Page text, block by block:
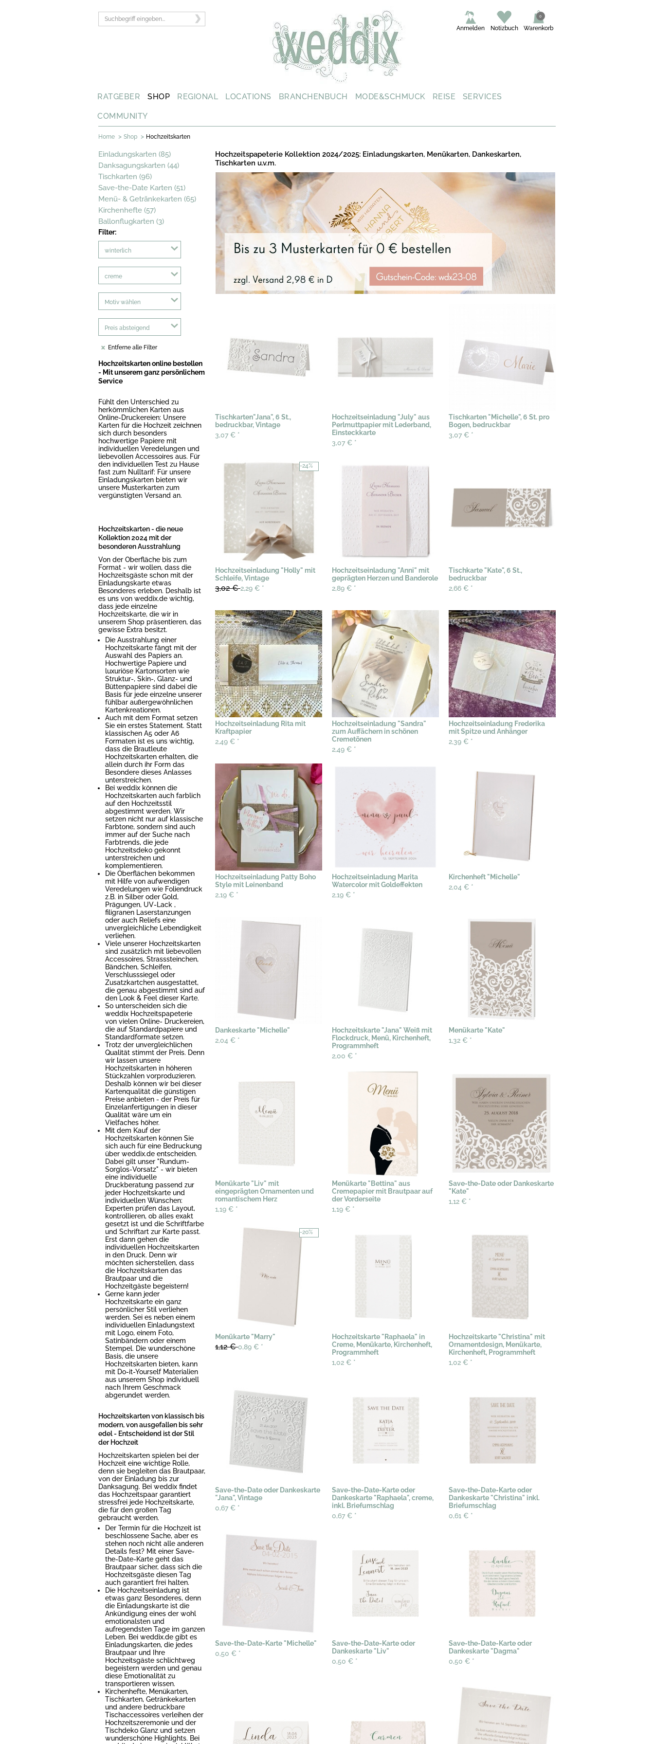
Warenkorb
0
Notizbuch
Anmelden
RATGEBER SHOP REGIONAL LOCATIONS BRANCHENBUCH MODE&SCHMUCK REISE SERVICES
COMMUNITY
Home > Shop > Hochzeitskarten
Einladungskarten (85)
Danksagungskarten (44)
Tischkarten (96)
Save-the-Date Karten (51)
Menü- & Getränkekarten (65)
Kirchenhefte (57)
Ballonflugkarten (3)
Filter:
winterlich
creme
Motiv wählen
Preis absteigend
Entferne alle Filter
Hochzeitskarten online bestellen
- Mit unserem ganz persönlichem
Service
Fühlt den Unterschied zu
herkömmlichen Karten aus
Online-Druckereien: Unsere
Karten für die Hochzeit zeichnen
sich durch besonders
hochwertige Papiere mit
individuellen Veredelungen und
liebevollen Accessoires aus. Für
den individuellen Test zu Hause
fast zum Nulltarif: Für unsere
Einladungskarten bieten wir
unsere Musterkarten zum
vergünstigten Versand an.
Hochzeitskarten - die neue
Kollektion 2024 mit der
besonderen Ausstrahlung
Von der Oberfläche bis zum
Format - wir wollen, dass die
Hochzeitsgäste schon mit der
Einladungskarte etwas
Besonderes erleben. Deshalb ist
es uns von weddix.de wichtig,
dass jede einzelne
Hochzeitskarte, die wir in
unserem Shop präsentieren, das
gewisse Extra besitzt.
Die Ausstrahlung einer
Hochzeitskarte fängt mit der
Auswahl des Papiers an.
Hochwertige Papiere und
luxuriöse Kartonsorten wie
Struktur-, Skin-, Glanz- und
Büttenpapiere sind dabei die
Basis für jede einzelne unserer
fühlbar außergewöhnlichen
Kartenkreationen.
Auch mit dem Format setzen
Sie ein erstes Statement. Statt
klassischen A5 oder A6
Formaten ist es uns wichtig,
dass die Brautleute
Hochzeitskarten erhalten, die
allein durch ihr Form das
Besondere dieses Anlasses
unterstreichen.
Bei weddix können die
Hochzeitskarten auch farblich
auf den Hochzeitsstil
abgestimmt werden. Wir
setzen nicht nur auf klassische
Farbtone, sondern sind auch
immer auf der Suche nach
Farbtrends, die jede
Hochzeitsdeko gekonnt
unterstreichen und
komplementieren.
Die Oberflächen bekommen
mit Hilfe von aufwendigen
Veredelungen wie Foliendruck
z.B. in Silber oder Gold,
Prägungen, UV-Lack ,
filigranen Laserstanzungen
oder auch Reliefs eine
unvergleichliche Lebendigkeit
verliehen.
Viele unserer Hochzeitskarten
sind zusätzlich mit liebevollen
Accessoires, Strasssteinchen,
Bändchen, Schleifen,
Verschlusssiegel oder
Zusatzkartchen ausgestattet,
die genau abgestimmt sind auf
den Look & Feel dieser Karte.
So unterscheiden sich die
weddix Hochzeitspapeterie
von vielen Online- Druckereien,
die auf Standardpapiere und
Standardformate setzen.
Trotz der unvergleichlichen
Qualität stimmt der Preis. Denn
wir lassen unsere
Hochzeitskarten in höheren
Stückzahlen vorproduzieren.
Deshalb können wir bei dieser
Kartenqualität die günstigen
Preise anbieten - der Preis für
Einzelanfertigungen in dieser
Qualität wäre um ein
Vielfaches höher.
Mit dem Kauf der
Hochzeitskarten können Sie
sich auch für eine Bedruckung
über weddix.de entscheiden.
Dabei gilt unser "Rundum-
Sorglos-Vorsatz" - wir bieten
eine individuelle
Druckberatung passend zur
jeder Hochzeitskarte und
individuellen Wünschen:
Experten prüfen das Layout,
kontrollieren, ob alles exakt
gesetzt ist und die Schriftfarbe
und Schriftart zur Karte passt.
Erst dann gehen die
individuellen Hochzeitskarten
in den Druck. Denn wir
möchten sicherstellen, dass
die Hochzeitskarten das
Brautpaar und die
Hochzeitgäste begeistern!
Gerne kann jeder
Hochzeitskarte ein ganz
persönlicher Stil verliehen
werden. Sei es neben einem
individuellen Einladungstext
mit Logo, einem Foto,
Satinbändern oder einem
Stempel. Die wunderschöne
Basis, die unsere
Hochzeitskarten bieten, kann
mit Do-it-Yourself Materialien
aus unserem Shop individuell
nach Ihrem Geschmack
abgerundet werden.
Hochzeitskarten von klassisch bis
modern, von ausgefallen bis sehr
edel - Entscheidend ist der Stil
der Hochzeit
Hochzeitskarten spielen bei der
Hochzeit eine wichtige Rolle,
denn sie begleiten das Brautpaar,
von der Einladung bis zur
Danksagung. Bei weddix findet
das Hochzeitspaar garantiert
stressfrei jede Hochzeitskarte,
die für den großen Tag
gebraucht werden.
Der Termin für die Hochzeit ist
beschlossene Sache, aber es
stehen noch nicht alle anderen
Details fest? Mit einer Save-
the-Date-Karte geht das
Brautpaar sicher, dass sich die
Hochzeitsgäste diesen Tag
auch garantiert frei halten.
Die Hochzeitseinladung ist
etwas ganz Besonderes, denn
die Einladungskarte ist die
Ankündigung eines der wohl
emotionalsten und
aufregendsten Tage im ganzen
Leben. Bei weddix.de gibt es
Einladungskarten, die jedes
Brautpaar und Ihre
Hochzeitsgäste schlichtweg
begeistern werden und genau
diese Emotionalität zu
transportieren wissen.
Kirchenhefte, Menükarten,
Tischkarten, Getränkekarten
und andere bedruckbare
Tischaccessoires verleihen der
Hochzeitszeremonie und der
Tischdeko Glanz und setzen
wunderschöne Highlights. Bei
Hochzeitspapeterie Kollektion 2024/2025: Einladungskarten, Menükarten, Dankeskarten,
Tischkarten u.v.m.
Tischkarten"Jana", 6 St.,
bedruckbar, Vintage
3,07 € *
Hochzeitseinladung "July" aus
Perlmuttpapier mit Lederband,
Einsteckkarte
3,07 € *
Tischkarten "Michelle", 6 St. pro
Bogen, bedruckbar
3,07 € *
-24%
Hochzeitseinladung "Holly" mit
Schleife, Vintage
3,02 €2,29 € *
Hochzeitseinladung "Anni" mit
geprägten Herzen und Banderole
2,89 € *
Tischkarte "Kate", 6 St.,
bedruckbar
2,66 € *
Hochzeitseinladung Rita mit
Kraftpapier
2,49 € *
Hochzeitseinladung "Sandra"
zum Auffächern in schönen
Cremetönen
2,49 € *
Hochzeitseinladung Frederika
mit Spitze und Anhänger
2,39 € *
Hochzeitseinladung Patty Boho
Style mit Leinenband
2,19 € *
Hochzeitseinladung Marita
Watercolor mit Goldeffekten
2,19 € *
Kirchenheft "Michelle"
2,04 € *
Dankeskarte "Michelle"
2,04 € *
Hochzeitskarte "Jana" Weiß mit
Flockdruck, Menü, Kirchenheft,
Programmheft
2,00 € *
Menükarte "Kate"
1,32 € *
Menükarte "Liv" mit
eingeprägten Ornamenten und
romantischem Herz
1,19 € *
Menükarte "Bettina" aus
Cremepapier mit Brautpaar auf
der Vorderseite
1,19 € *
Save-the-Date oder Dankeskarte
"Kate"
1,12 € *
-20%
Menükarte "Marry"
1,12 €0,89 € *
Hochzeitskarte "Raphaela" in
Creme, Menükarte, Kirchenheft,
Programmheft
1,02 € *
Hochzeitskarte "Christina" mit
Ornamentdesign, Menükarte,
Kirchenheft, Programmheft
1,02 € *
Save-the-Date oder Dankeskarte
"Jana", Vintage
0,67 € *
Save-the-Date-Karte oder
Dankeskarte "Raphaela", creme,
inkl. Briefumschlag
0,67 € *
Save-the-Date-Karte oder
Dankeskarte "Christina" inkl.
Briefumschlag
0,61 € *
Save-the-Date-Karte "Michelle"
0,50 € *
Save-the-Date-Karte oder
Dankeskarte "Liv"
0,50 € *
Save-the-Date-Karte oder
Dankeskarte "Dagma"
0,50 € *